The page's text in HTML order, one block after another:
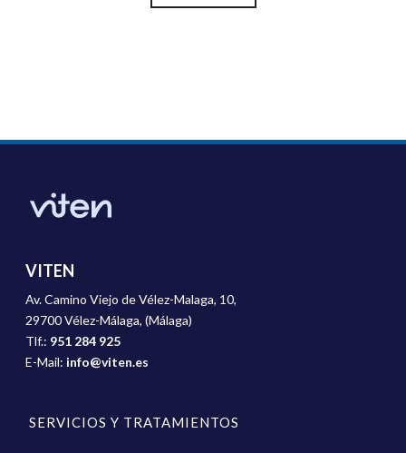
VITEN
Av. Camino Viejo de Vélez-Malaga, 10,
29700 Vélez-Málaga, (Málaga)
Tlf.: 951 284 925
E-Mail: info@viten.es
SERVICIOS Y TRATAMIENTOS